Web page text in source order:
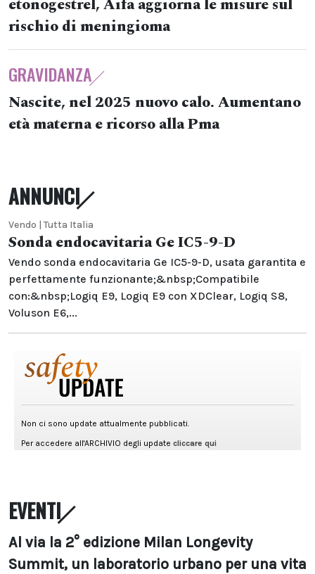
etonogestrel, Aifa aggiorna le misure sul
rischio di meningioma
GRAVIDANZA
Nascite, nel 2025 nuovo calo. Aumentano
età materna e ricorso alla Pma
ANNUNCI
Vendo | Tutta Italia
Sonda endocavitaria Ge IC5-9-D
Vendo sonda endocavitaria Ge IC5-9-D, usata garantita e
perfettamente funzionante;&nbsp;Compatibile
con:&nbsp;Logiq E9, Logiq E9 con XDClear, Logiq S8,
Voluson E6,...
EVENTI
Al via la 2° edizione Milan Longevity
Summit, un laboratorio urbano per una vita